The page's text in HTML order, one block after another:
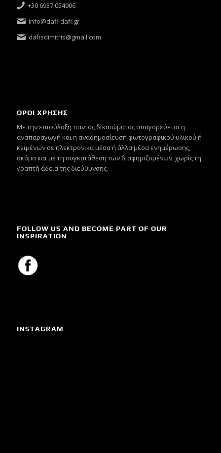
+30 6937 054906
info@dafi-dafi.gr
dafisdimitris@gmail.com
ΟΡΟΙ ΧΡΗΣΗΣ
Mε την επιφύλαξη παντός δικαιώματος απαγορεύεται η
αναπαραγωγή και η αναδημοσίευση φωτογραφικού υλικού ή
κειμένων σε ηλεκτρονικά μέσα ή άλλα μέσα ενημέρωσης,
ακόμα και με τη συγκατάθεση των διαφημιζομένων, χωρίς τη
γραπτή άδεια της διεύθυνσης.
FOLLOW US AND BECOME PART OF OUR
INSPIRATION
INSTAGRAM